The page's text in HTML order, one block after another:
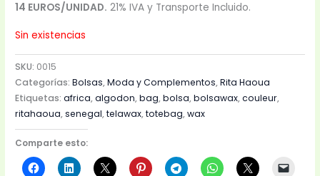
14 EUROS/UNIDAD. 21% IVA y Transporte Incluido.
Sin existencias
SKU: 0015
Categorías:Bolsas,Moda y Complementos,Rita Haoua
Etiquetas:africa,algodon,bag,bolsa,bolsawax,couleur,
ritahaoua,senegal,telawax,totebag,wax
Comparte esto: